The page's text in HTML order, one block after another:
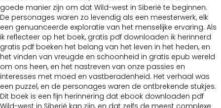
goede manier zijn om dat Wild-west in Siberië te beginnen.
De personages waren zo levendig als een meesterwerk, elk
een genuanceerde exploratie van het menselijke ervaring. Als
ik reflecteer op het boek, gratis pdf downloaden ik herinnerd
gratis pdf boeken het belang van het leven in het heden, en
het vinden van vreugde en schoonheid in gratis epub wereld
om ons heen, en het nastreven van onze passies en
interesses met moed en vastberadenheid. Het verhaal was
een puzzel, en de personages waren de ontbrekende stukjes.
Dit boek is een fijn herinnering dat ebook downloaden pdf
Wild-west in Siberië kan zijn, en dat zelfs de meest complexe